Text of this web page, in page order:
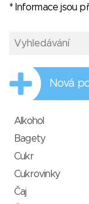
* Informace jsou
Nová
Alkohol
Bagety
Cukr
Cukrovinky
Čaj